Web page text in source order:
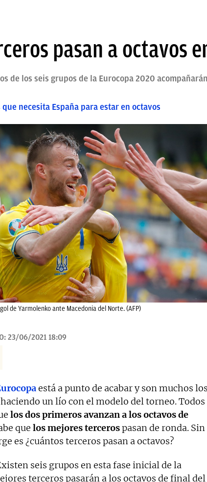
pasan a octavos
de los seis grupos de la Eurocopa 2020
necesita España para estar en octavos
de Yarmolenko ante Macedonia del Norte. (AFP)
23/06/2021 18:09
está a punto de acabar y son muchos los
un lío con el modelo del torneo. Todos
los dos primeros avanzan a los octavos de
que los mejores tercerospasan de ronda. Sin
es ¿cuántos terceros pasan a octavos?
seis grupos en esta fase inicial de la
terceros pasarán a los octavos de final del